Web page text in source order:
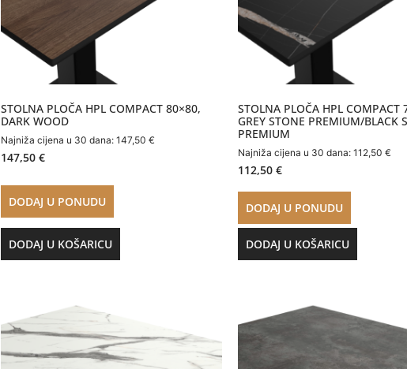
STOLNA PLOČA HPL COMPACT 80×80,
DARK WOOD
Najniža cijena u 30 dana: 147,50 €
147,50 €
DODAJ U PONUDU
DODAJ U KOŠARICU
STOLNA PLOČA HPL COMPACT
GREY STONE PREMIUM/BLACK
PREMIUM
Najniža cijena u 30 dana: 112,50 €
112,50 €
DODAJ U PONUDU
DODAJ U KOŠARICU